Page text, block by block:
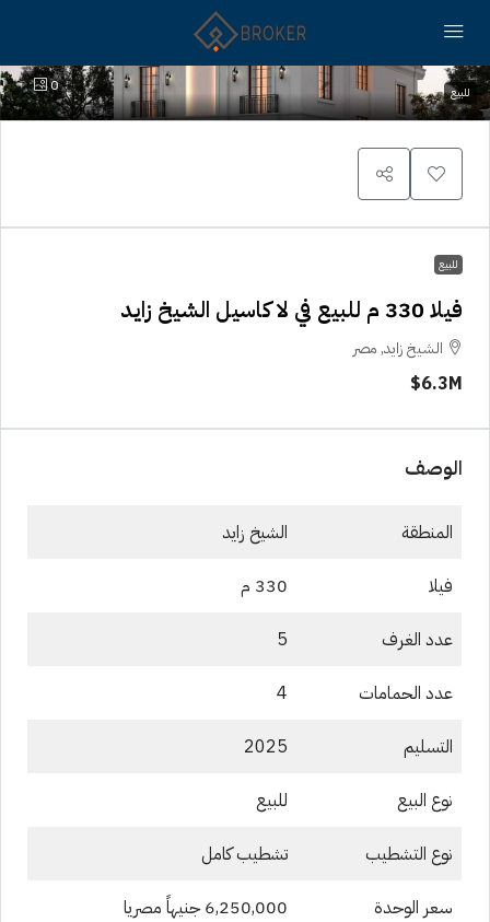
0 للبيع
للبيع
فيلا 330 م للبيع في لا كاسيل الشيخ زايد
الشيخ زايد, مصر
6.3M$
الوصف
المنطقة الشيخ زايد
فيلا 330 م
عدد الغرف 5
عدد الحمامات 4
التسليم 2025
نوع البيع للبيع
نوع التشطيب تشطيب كامل
سعر الوحدة 6,250,000 جنيهاً مصريا